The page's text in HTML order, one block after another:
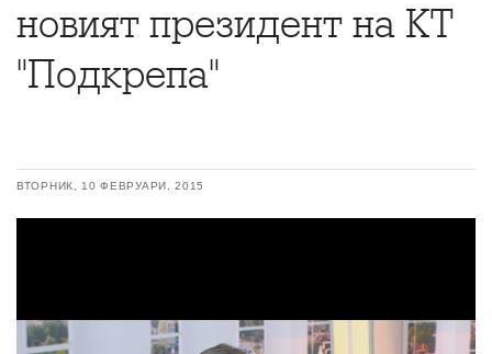
новият президент на КТ
"Подкрепа"
ВТОРНИК, 10 ФЕВРУАРИ, 2015